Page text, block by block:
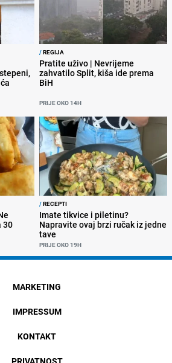
/REGIJA
Pratite uživo | Nevrijeme
zahvatilo Split, kiša ide prema
BiH
PRIJE OKO 14H
30
/RECEPTI
Imate tikvice i piletinu?
Napravite ovaj brzi ručak iz jedne
tave
PRIJE OKO 19H
MARKETING
IMPRESSUM
KONTAKT